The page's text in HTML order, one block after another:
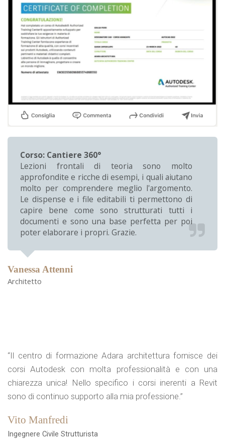
Corso: Cantiere 360°
Lezioni frontali di teoria sono molto
approfondite e ricche di esempi, i quali aiutano
molto per comprendere meglio l'argomento.
Le dispense e i file editabili ti permettono di
capire bene come sono strutturati tutti i
documenti e sono una base perfetta per poi
poter elaborare i propri. Grazie.
Vanessa Attenni
Architetto
“Il centro di formazione Adara architettura fornisce dei
corsi Autodesk con molta professionalità e con una
chiarezza unica! Nello specifico i corsi inerenti a Revit
sono di continuo supporto alla mia professione.”
Vito Manfredi
Ingegnere Civile Strutturista